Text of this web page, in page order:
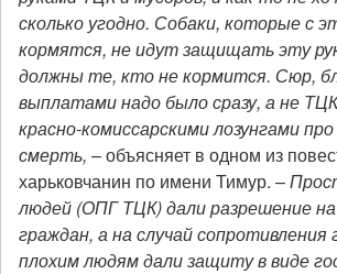
сколько угодно. Собаки, которые с
кормятся, не идут защищать эту
должны те, кто не кормится. Сюр,
выплатами надо было сразу, а не
красно-комиссарскими лозунгами
смерть, – объясняет в одном из
харьковчанин по имени Тимур. –
людей (ОПГ ТЦК) дали разрешение
граждан, а на случай
плохим людям дали защиту в виде